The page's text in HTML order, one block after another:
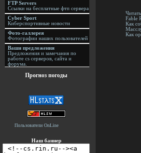
FTP Servers
Ссылки на бесплатные фтп сервера
Cyber Sport
Киберспортивные новости
Фото-галлерея
Фотографии наших пользователей
Ваши предложения
Предложения и замечания по
работе cs серверов, сайта и
форума.
Прогноз погоды
Пользователи OnLine
Наш баннер
Fable
Как
Как